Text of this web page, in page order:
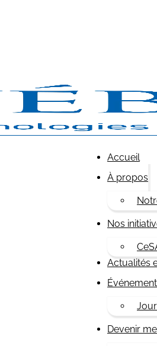
Accueil
À propos
Nos
Actualités
Devenir